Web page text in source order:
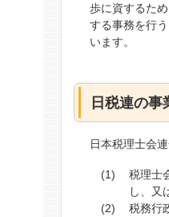
歩に資するた
する事務を行
います。
日税連の事
日本税理士会
税理士
し、又
税務行